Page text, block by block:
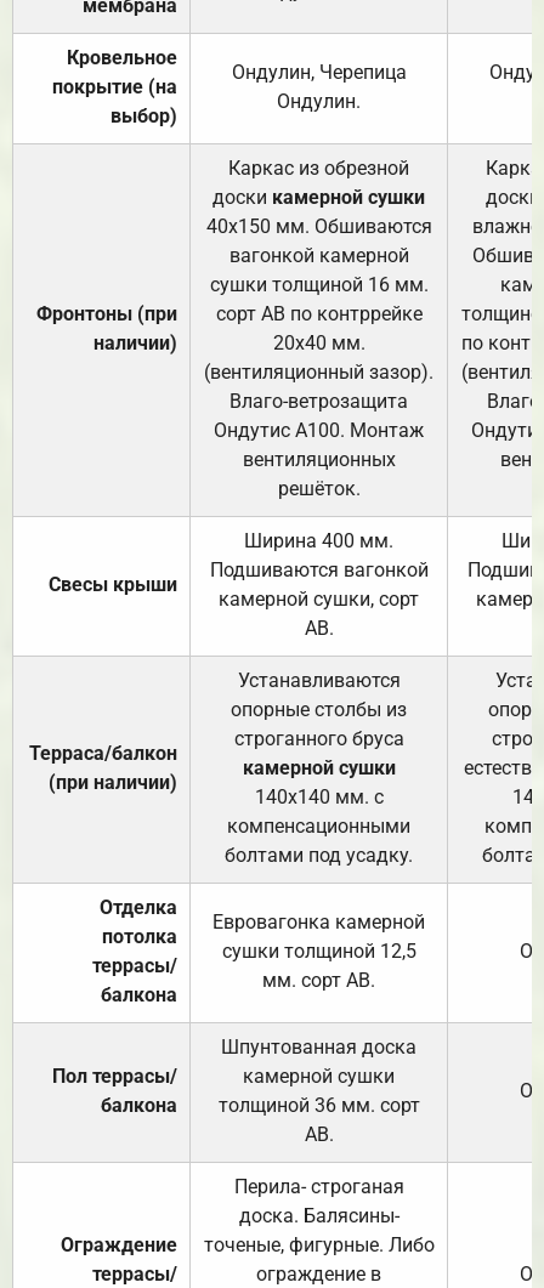
мембрана
Кровельное
покрытие (на
выбор)
Ондулин, Черепица
Ондулин.
Фронтоны (при
наличии)
Каркас из обрезной
доски камерной сушки
40х150 мм. Обшиваются
вагонкой камерной
сушки толщиной 16 мм.
сорт АВ по контррейке
20х40 мм.
(вентиляционный зазор).
Влаго-ветрозащита
Ондутис А100. Монтаж
вентиляционных
решёток.
доски
по
Свесы крыши
Ширина 400 мм.
Подшиваются вагонкой
камерной сушки, сорт
АВ.
Терраса/балкон
(при наличии)
Устанавливаются
опорные столбы из
строганного бруса
камерной сушки
140х140 мм. с
компенсационными
болтами под усадку.
Отделка
потолка
террасы/
балкона
Евровагонка камерной
сушки толщиной 12,5
мм. сорт АВ.
Пол террасы/
балкона
Шпунтованная доска
камерной сушки
толщиной 36 мм. сорт
АВ.
Ограждение
террасы/
Перила- строганая
доска. Балясины-
точеные, фигурные. Либо
ограждение в